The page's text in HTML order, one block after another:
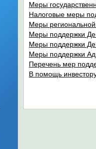
Меры
Налоговые меры
Меры
Меры поддержки
Меры поддержки
Меры поддержки
Перечень мер
В помощь